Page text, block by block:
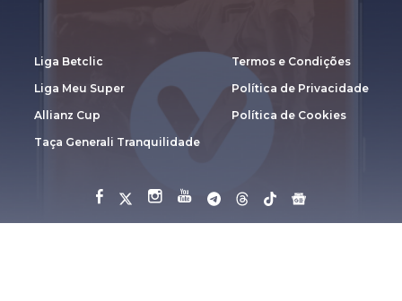
Liga Betclic
Liga Meu Super
Allianz Cup
Taça Generali Tranquilidade
Termos e Condições
Política de Privacidade
Política de Cookies